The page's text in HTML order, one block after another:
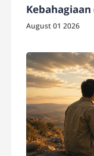
August 01 2026